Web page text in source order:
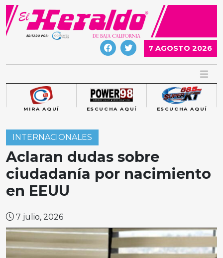
Skip
content
7 AGOSTO 2026
MIRA AQUÍ ESCUCHA AQUÍ ESCUCHA AQUÍ
INTERNACIONALES
Aclaran dudas sobre
ciudadanía por nacimiento
en EEUU
7 julio, 2026